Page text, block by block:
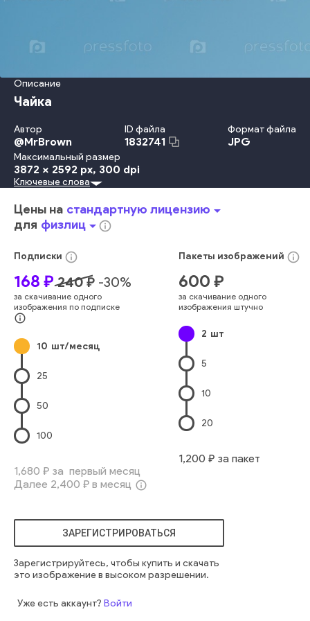
Описание
Чайка
Автор
@MrBrown
ID файла
1832741
Формат файла
JPG
Максимальный размер
3872 x 2592 px, 300 dpi
Concepts And Ideas
Климат
Силуэт Изображение Понятия Животное
Воздух
Летать Ветер
Фоновые Изображения
Перо
Спред
Птицы
цвет голубой облака горизонтальный смотреть
дикий копия животное непосредственно крыло
крылья
Ключевые слова
Цены на стандартную лицензиюarrow_drop_down
для физлицarrow_drop_downinfo_outline
Подписки info_outline
168 ₽ 240₽ -30%
за скачивание одного
изображения по подписке
info_outline
10 шт/месяц
25
50
100
1,680 ₽ за первый месяц
Далее 2,400 ₽ в месяц info_outline
Пакеты изображений info_outline
600 ₽
за скачивание одного
изображения штучно
2 шт
5
10
20
1,200 ₽ за пакет
ЗАРЕГИСТРИРОВАТЬСЯ
Зарегистрируйтесь, чтобы купить и скачать
это изображение в высоком разрешении.
Уже есть аккаунт? Войти